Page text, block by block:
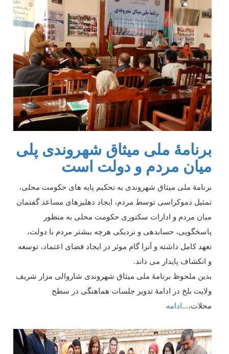
برنامۀ ملی میثاق شهروندی پلی
میان مردم و دولت است
برنامۀ ملی میثاق شهروندی به تحکیم پایه های حکومت محلی،
تمثیل دموکراسی توسط مردم، ایجاد دهلیزهای مساعد گفتمان
میان مردم و ادارات سکتوری حکومت محلی به منظور
پاسخگویی، حسابدهی و نزدیکی هرچه بیشتر مردم با دولت،
تعهد کامل داشته و آنرا گام موثر در ایجاد فضای اعتماد، توسعه
و انکشاف پایدار می داند.
بدین ملحوظ برنامۀ ملی میثاق شهروندی شاروالی مزار شریف
ولایت بلخ در ادامۀ تدویر جلسات هماهنگی در سطح
محلات،...ادامه